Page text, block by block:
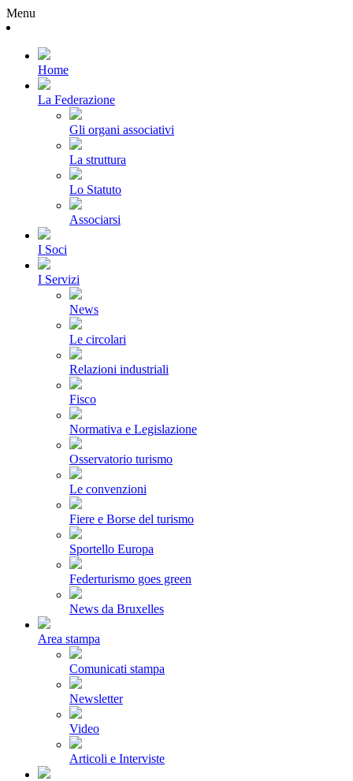
Menu
Home
La Federazione
Gli organi associativi
La struttura
Lo Statuto
Associarsi
I Soci
I Servizi
News
Le circolari
Relazioni industriali
Fisco
Normativa e Legislazione
Osservatorio turismo
Le convenzioni
Fiere e Borse del turismo
Sportello Europa
Federturismo goes green
News da Bruxelles
Area stampa
Comunicati stampa
Newsletter
Video
Articoli e Interviste